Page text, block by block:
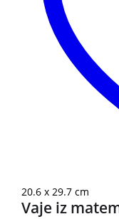
20.6 x 29.7 cm
Vaje iz